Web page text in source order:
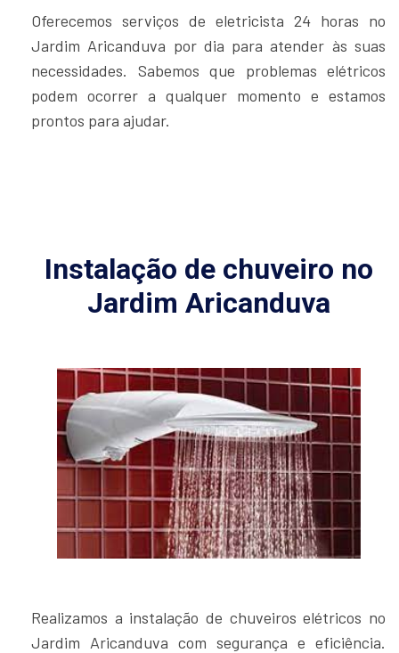
Oferecemos serviços de eletricista 24 horas no
Jardim Aricanduva por dia para atender às suas
necessidades. Sabemos que problemas elétricos
podem ocorrer a qualquer momento e estamos
prontos para ajudar.
Instalação de chuveiro no
Jardim Aricanduva
Realizamos a instalação de chuveiros elétricos no
Jardim Aricanduva com segurança e eficiência.